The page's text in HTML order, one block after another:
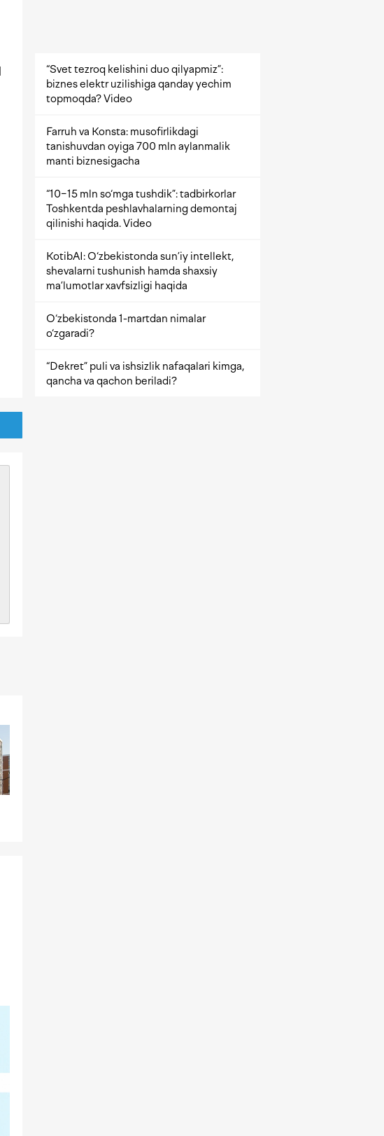
“Svet tezroq kelishini duo qilyapmiz”:
biznes elektr uzilishiga qanday yechim
topmoqda? Video
Farruh va Konsta: musofirlikdagi
tanishuvdan oyiga 700 mln aylanmalik
manti biznesigacha
“10−15 mln so‘mga tushdik”: tadbirkorlar
Toshkentda peshlavhalarning demontaj
qilinishi haqida. Video
KotibAI: O‘zbekistonda sun’iy intellekt,
shevalarni tushunish hamda shaxsiy
ma’lumotlar xavfsizligi haqida
O‘zbekistonda 1-martdan nimalar
o‘zgaradi?
“Dekret” puli va ishsizlik nafaqalari kimga,
qancha va qachon beriladi?